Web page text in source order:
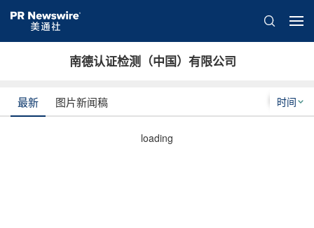
南德认证检测（中国）有限公司
时间
最新 图片新闻稿
loading